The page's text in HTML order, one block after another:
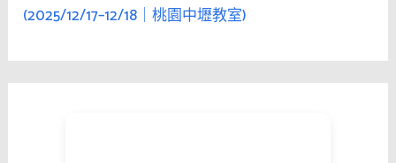
吸
(2025/12/17–12/18｜桃園中壢教室)